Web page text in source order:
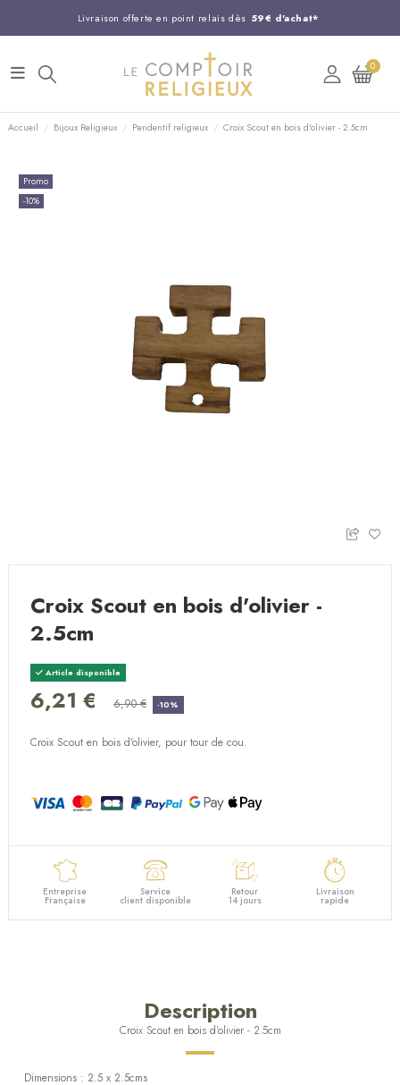
Livraison offerte en point relais dès 59€ d'achat*
Entreprise Française familiale
Support client disponible au 03 20 24 74 15
Commandez avant 14H, expédition le jour même !
0
Accueil Bijoux Religieux Pendentif religieux Croix Scout en bois d'olivier - 2.5cm
Promo
-10%
Croix Scout en bois d'olivier -
2.5cm
Article disponible
6,21 € 6,90 € -10%
Croix Scout en bois d'olivier, pour tour de cou.
Entreprise
Française
Service
client disponible
Retour
14 jours
Livraison
rapide
Description
Croix Scout en bois d'olivier - 2.5cm
Dimensions : 2.5 x 2.5cms